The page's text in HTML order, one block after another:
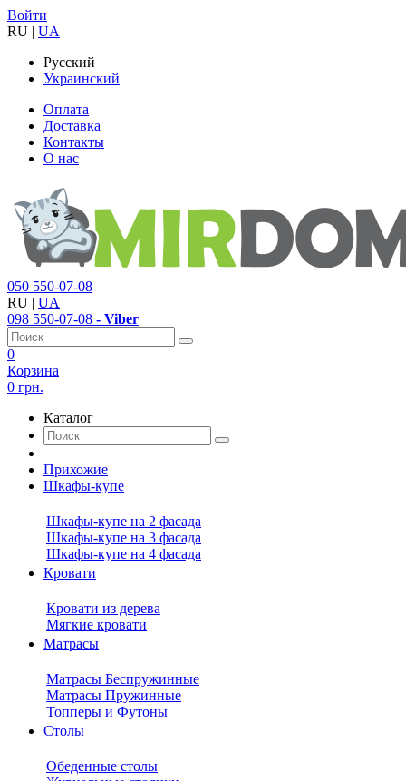
Войти
RU | UA
Русский
Украинский
Оплата
Доставка
Контакты
О нас
050 550-07-08
RU | UA
098 550-07-08 - Viber
0
Корзина
0 грн.
Каталог
Прихожие
Шкафы-купе
Шкафы-купе на 2 фасада
Шкафы-купе на 3 фасада
Шкафы-купе на 4 фасада
Кровати
Кровати из дерева
Мягкие кровати
Матрасы
Матрасы Беспружинные
Матрасы Пружинные
Топперы и Футоны
Столы
Обеденные столы